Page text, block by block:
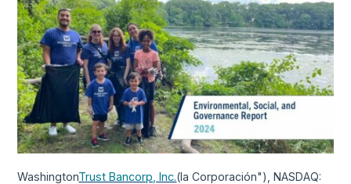
WashingtonTrust Bancorp, Inc.(la Corporación"), NASDAQ: